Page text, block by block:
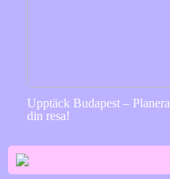
Upptäck Budapest – Planera
din resa!